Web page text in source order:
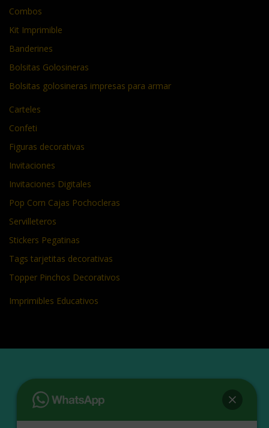
Combos
Kit Imprimible
Banderines
Bolsitas Golosineras
Bolsitas golosineras impresas para armar
Carteles
Confeti
Figuras decorativas
Invitaciones
Invitaciones Digitales
Pop Corn Cajas Pochocleras
Servilleteros
Stickers Pegatinas
Tags tarjetitas decorativas
Topper Pinchos Decorativos
Imprimibles Educativos
MANTENTE ACTUALIZADO